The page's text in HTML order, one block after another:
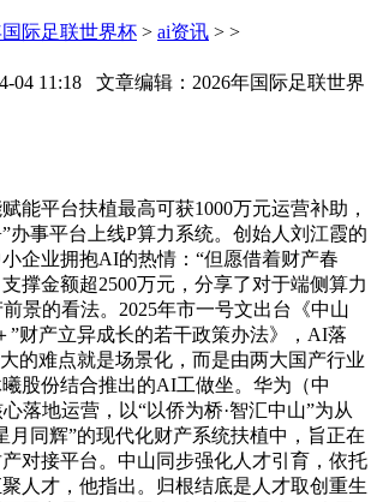
国际足联世界杯 > ai资讯 > >
04 11:18 文章编辑：2026年国际足联世界
平台扶植最高可获1000万元运营补助，
办事平台上线P算力系统。创始人刘江霞的
企业拥抱AI的热情：“但愿借着财产春
撑金额超2500万元，分享了对于端侧算力
景的看法。2025年市一号文出台《中山
”财产立异成长的若干政策办法》，AI落
的难点就是场景化，而是由两大国产行业
股份结合推出的AI工做坐。华为（中
落地运营，以“以侨为桥·智汇中山”为从
月同辉”的现代化财产系统扶植中，旨正在
对接平台。中山同步强化人才引育，依托
人才，他指出。归根结底是人才取创重生